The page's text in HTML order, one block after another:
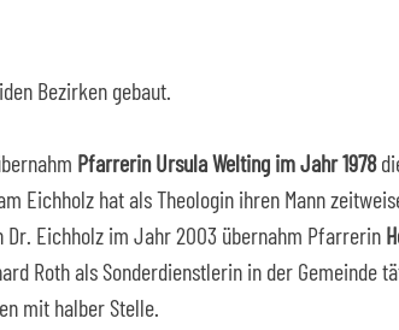
Bezirken gebaut.
Pfarrerin Ursula Welting im Jahr 1978
Eichholz hat als Theologin ihren Mann
Eichholz im Jahr 2003 übernahm Pfarrerin
Roth als Sonderdienstlerin in der Gemeinde
mit halber Stelle.